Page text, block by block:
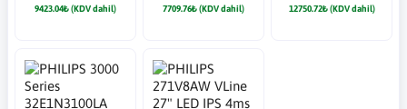
9423.04₺ (KDV dahil)
7709.76₺ (KDV dahil)
12750.72₺ (KDV dahil)